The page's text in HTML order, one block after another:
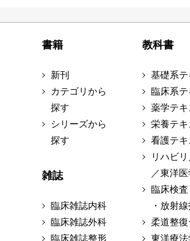
書籍
新刊
カテゴリから
探す
シリーズから
探す
雑誌
臨床雑誌内科
臨床雑誌外科
臨床雑誌整形
教科書
基礎系テ
臨床系テ
薬学テキ
栄養テキ
看護テキ
リハビ
／東洋
臨床検
・放射
柔道整復
東洋療